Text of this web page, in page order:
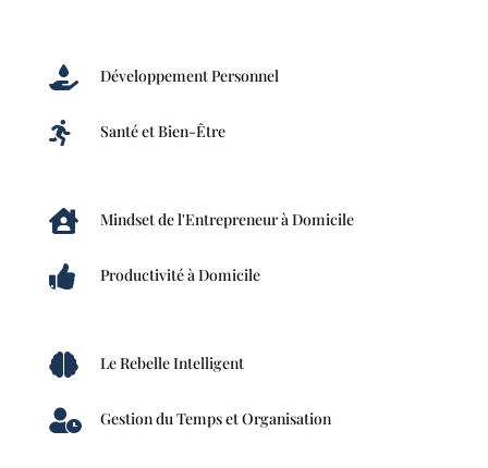
 Développement Personnel
 Santé et Bien-Être
 Mindset de l'Entrepreneur à Domicile
 Productivité à Domicile
 Le Rebelle Intelligent
 Gestion du Temps et Organisation